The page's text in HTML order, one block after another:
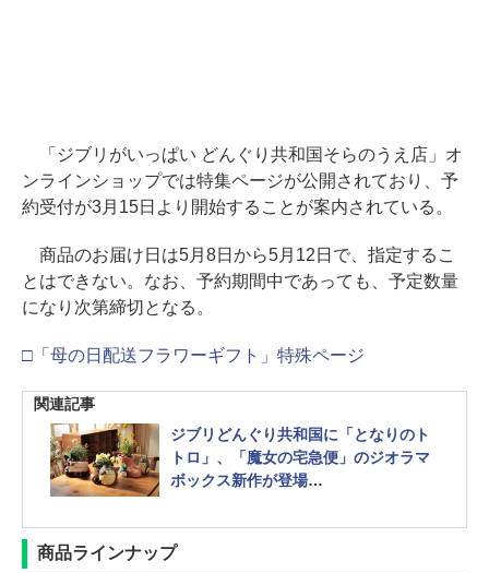
「ジブリがいっぱい どんぐり共和国そらのうえ店」オ
ンラインショップでは特集ページが公開されており、予
約受付が3月15日より開始することが案内されている。
商品のお届け日は5月8日から5月12日で、指定するこ
とはできない。なお、予約期間中であっても、予定数量
になり次第締切となる。
□「母の日配送フラワーギフト」特殊ページ
関連記事
ジブリどんぐり共和国に「となりのト
トロ」、「魔女の宅急便」のジオラマ
ボックス新作が登場
商品ラインナップ